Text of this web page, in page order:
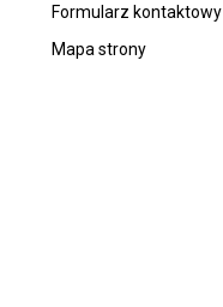
Formularz kontaktowy
Mapa strony